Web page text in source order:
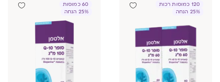
120 כמוסות רכות
25% הנחה
60 כמוסות
25% הנחה